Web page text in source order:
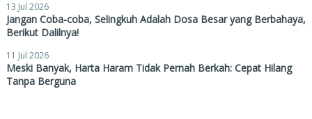
13 Jul 2026
Jangan Coba-coba, Selingkuh Adalah Dosa Besar yang Berbahaya,
Berikut Dalilnya!
11 Jul 2026
Meski Banyak, Harta Haram Tidak Pernah Berkah: Cepat Hilang
Tanpa Berguna